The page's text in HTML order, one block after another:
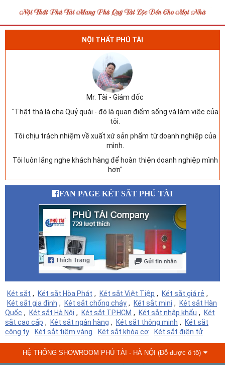
NỘI THẤT PHÚ TÀI
Mr. Tài - Giám đốc
"Thật thà là cha Quỷ quái - đó là quan điểm sống và làm việc của
tôi.
Tôi chịu trách nhiệm về xuất xứ sản phẩm từ doanh nghiệp của
mình.
Tôi luôn lắng nghe khách hàng để hoàn thiện doanh nghiệp mình
hơn"
FAN PAGE KÉT SẮT PHÚ TÀI
Két sắt , Két sắt Hòa Phát , Két sắt Việt Tiệp , Két sắt giá rẻ ,
Két sắt gia đình , Két sắt chống cháy , Két sắt mini ,
Két sắt Hàn
Quốc , Két sắt Hà Nội , Két sắt TP.HCM , Két sắt nhập khẩu ,
Két
sắt cao cấp , Két sắt ngân hàng , Két sắt thông minh ,
Két sắt
công ty
Két sắt tiệm vàng Két sắt khóa cơ Két sắt điện tử
HỆ THỐNG SHOWROOM PHÚ TÀI - HÀ NỘI (Đỗ được ô tô)